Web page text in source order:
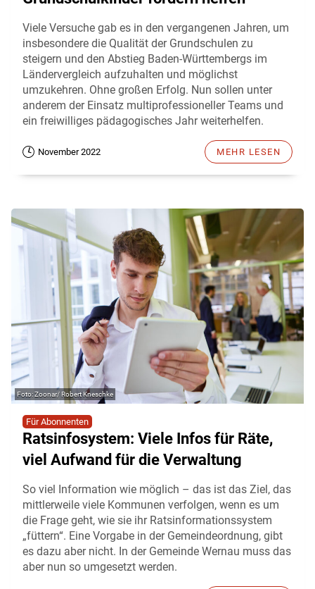
Viele Versuche gab es in den vergangenen Jahren, um
insbesondere die Qualität der Grundschulen zu
steigern und den Abstieg Baden-Württembergs im
Ländervergleich aufzuhalten und möglichst
umzukehren. Ohne großen Erfolg. Nun sollen unter
anderem der Einsatz multiprofessioneller Teams und
ein freiwilliges pädagogisches Jahr weiterhelfen.
November 2022 MEHR LESEN
Zoonar/ Robert Kneschke
Für Abonnenten
Ratsinfosystem: Viele Infos für Räte,
viel Aufwand für die Verwaltung
So viel Information wie möglich – das ist das Ziel, das
mittlerweile viele Kommunen verfolgen, wenn es um
die Frage geht, wie sie ihr Ratsinformationssystem
„füttern“. Eine Vorgabe in der Gemeindeordnung, gibt
es dazu aber nicht. In der Gemeinde Wernau muss das
aber nun so umgesetzt werden.